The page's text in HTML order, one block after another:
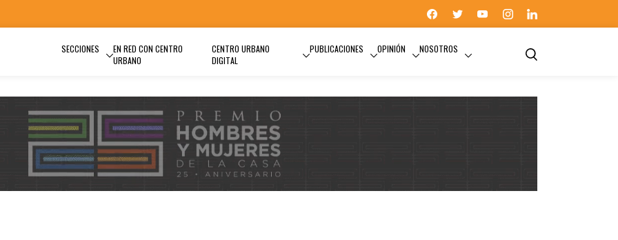
SECCIONES
EN RED CON CENTRO
URBANO
CENTRO URBANO
DIGITAL
PUBLICACIONES OPINIÓN NOSOTROS